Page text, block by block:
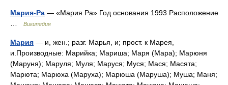
Мария-Ра — «Мария Ра» Год основания 1993 Расположение
Википедия
Мария — и, жен.; разг. Марья, и; прост. к Марея,
и.Производные: Марийка; Мариша; Маря (Мара); Марюня
(Маруня); Маруля; Муля; Маруся; Муся; Мася; Масята;
Марюта; Марюха (Маруха); Марюша (Маруша); Муша; Маня;